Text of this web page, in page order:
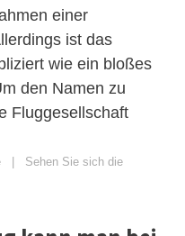
einer
ist das
wie ein bloßes
den Namen zu
Fluggesellschaft
| Sehen Sie sich die